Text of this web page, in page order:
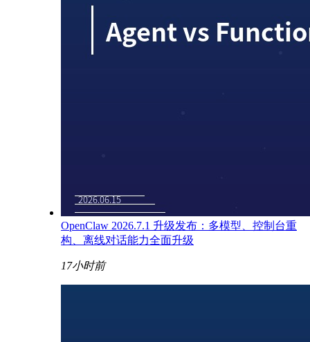
OpenClaw 2026.7.1 升级发布：多模型、控制台重
构、离线对话能力全面升级
17小时前